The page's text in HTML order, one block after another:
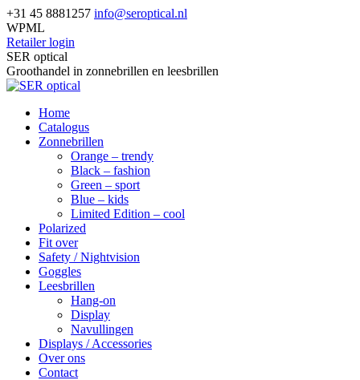
Skip
to
content
+31 45 8881257 info@seroptical.nl
WPML
Retailer login
Facebook
page
opens
new
window
SER optical
Groothandel in zonnebrillen en leesbrillen
Home
Catalogus
Zonnebrillen
Orange – trendy
Black – fashion
Green – sport
Blue – kids
Limited Edition – cool
Polarized
Fit over
Safety / Nightvision
Goggles
Leesbrillen
Hang-on
Display
Navullingen
Displays / Accessories
Over ons
Contact